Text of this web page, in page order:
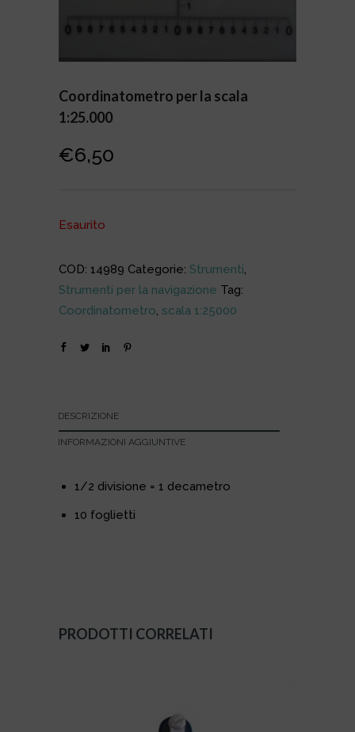
Coordinatometro per la scala
1:25.000
€6,50
Esaurito
COD: 14989 Categorie: Strumenti,
Strumenti per la navigazione Tag:
Coordinatometro, scala 1:25000
DESCRIZIONE
INFORMAZIONI AGGIUNTIVE
1/2 divisione = 1 decametro
10 foglietti
PRODOTTI CORRELATI